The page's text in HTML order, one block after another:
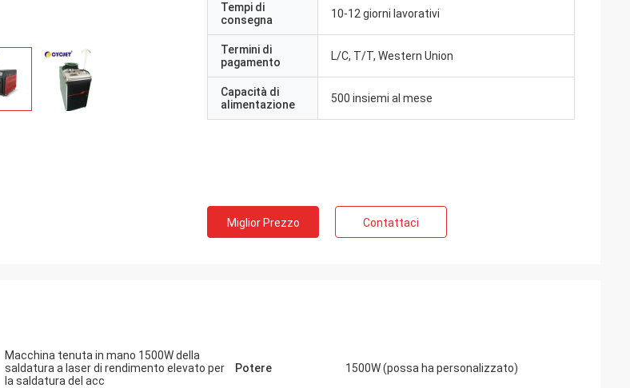
Tempi di
consegna
10-12 giorni lavorativi
Termini di
pagamento
L/C, T/T, Western Union
Capacità di
alimentazione
500 insiemi al mese
Miglior Prezzo Contattaci
Macchina tenuta in mano 1500W della
saldatura a laser di rendimento elevato per
la saldatura del acc
Potere 1500W (possa ha personalizzato)